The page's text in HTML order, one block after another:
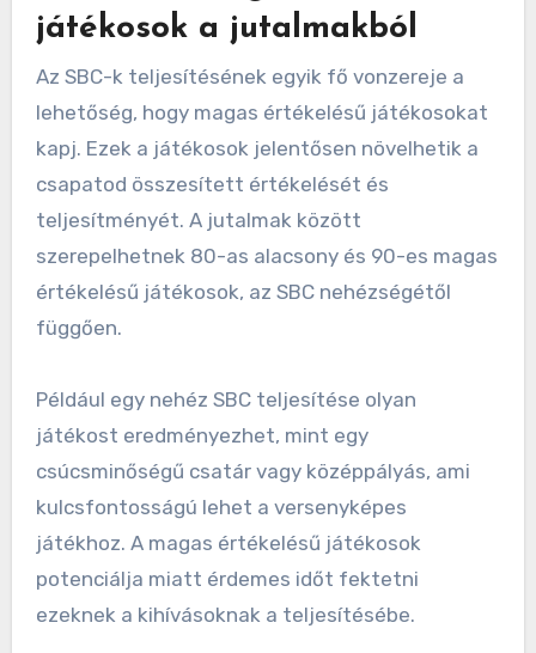
játékosok a jutalmakból
Az SBC-k teljesítésének egyik fő vonzereje a
lehetőség, hogy magas értékelésű játékosokat
kapj. Ezek a játékosok jelentősen növelhetik a
csapatod összesített értékelését és
teljesítményét. A jutalmak között
szerepelhetnek 80-as alacsony és 90-es magas
értékelésű játékosok, az SBC nehézségétől
függően.
Például egy nehéz SBC teljesítése olyan
játékost eredményezhet, mint egy
csúcsminőségű csatár vagy középpályás, ami
kulcsfontosságú lehet a versenyképes
játékhoz. A magas értékelésű játékosok
potenciálja miatt érdemes időt fektetni
ezeknek a kihívásoknak a teljesítésébe.